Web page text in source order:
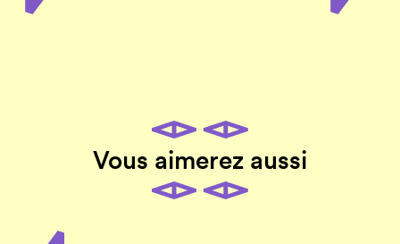
Vous aimerez aussi